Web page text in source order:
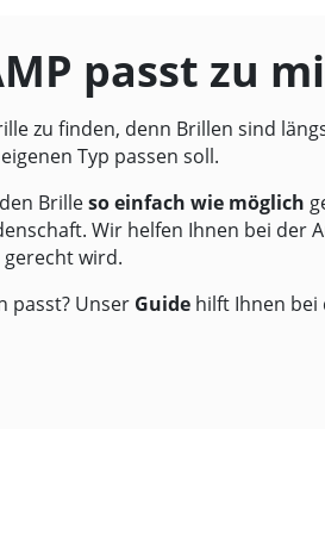
passt zu
zu finden, denn Brillen sind
Typ passen soll.
Brilleso einfach wie möglich
Wir helfen Ihnen bei der
gerecht wird.
passt? Unser Guide hilft Ihnen